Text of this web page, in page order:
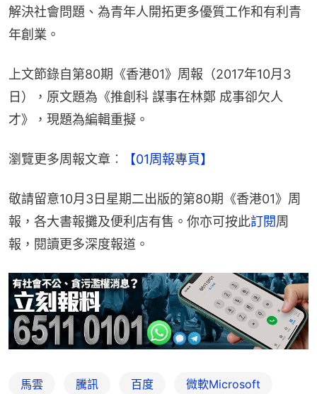
解決社會問題、為青年人開拓更多優質工作和有利青
年創業。
上文節錄自第80期《香港01》周報（2017年10月3
日），原文題為《推創科 謀事在林鄭 成事卻欠人
才》，現題為編輯重擬。
瀏覽更多周報文章︰ 【01周報專頁】
敬請留意10月3日星期二出版的第80期《香港01》周
報，各大書報攤及便利店有售。你亦可按此訂閱周
報，閱讀更多深度報道。
馬雲 騰訊 百度 微軟Microsoft